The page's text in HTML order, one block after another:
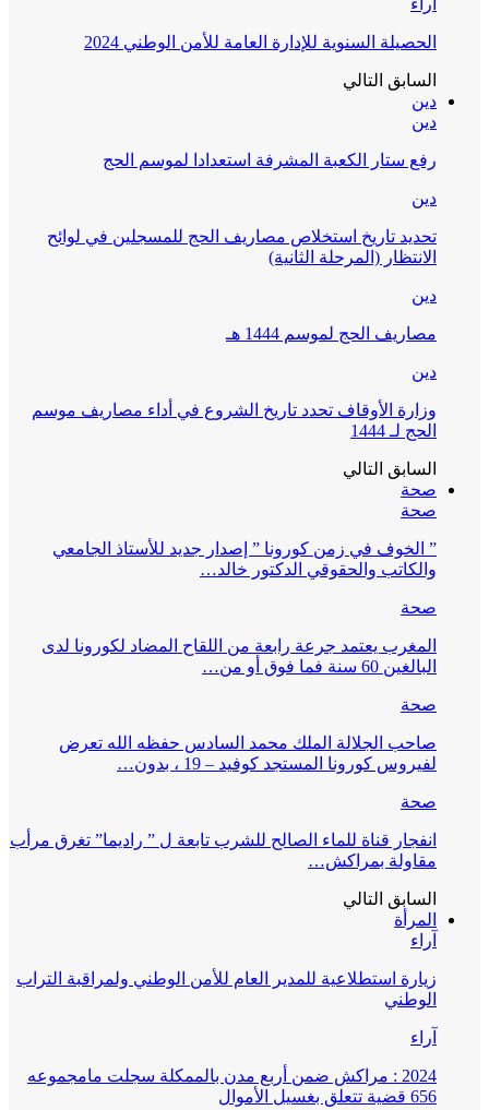
آراء
الحصيلة السنوية للإدارة العامة للأمن الوطني 2024
السابق التالي
دين
دين
رفع ستار الكعبة المشرفة استعدادا لموسم الحج
دين
تحديد تاريخ استخلاص مصاريف الحج للمسجلين في لوائح
الانتظار (المرحلة الثانية)
دين
مصاريف الحج لموسم 1444 هـ
دين
وزارة الأوقاف تحدد تاريخ الشروع في أداء مصاريف موسم
الحج لـ 1444
السابق التالي
صحة
صحة
” الخوف في زمن كورونا ” إصدار جديد للأستاذ الجامعي
والكاتب والحقوقي الدكتور خالد…
صحة
المغرب يعتمد جرعة رابعة من اللقاح المضاد لكورونا لدى
البالغين 60 سنة فما فوق أو من…
صحة
صاحب الجلالة الملك محمد السادس حفظه الله تعرض
لفيروس كورونا المستجد كوفيد – 19 ، بدون…
صحة
انفجار قناة للماء الصالح للشرب تابعة ل ” راديما” تغرق مرأب
مقاولة بمراكش…
السابق التالي
المرأة
آراء
زيارة استطلاعية للمدير العام للأمن الوطني ولمراقبة التراب
الوطني
آراء
2024 : مراكش ضمن أربع مدن بالممكلة سجلت مامجموعه
656 قضية تتعلق بغسيل الأموال